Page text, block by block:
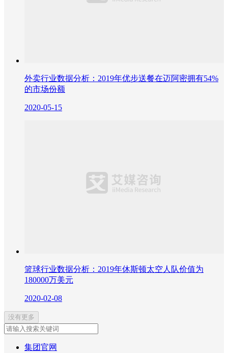
外卖行业数据分析：2019年优步送餐在迈阿密拥有54%
的市场份额
2020-05-15
篮球行业数据分析：2019年休斯顿太空人队价值为
180000万美元
2020-02-08
没有更多
集团官网